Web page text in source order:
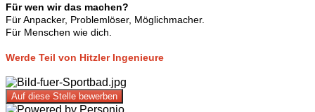
Für wen wir das machen?
Für Anpacker, Problemlöser, Möglichmacher.
Für Menschen wie dich.
Werde Teil von Hitzler Ingenieure
Auf diese Stelle bewerben